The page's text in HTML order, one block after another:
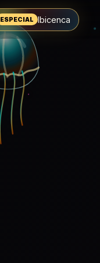
ESPECIAL Ibicenca